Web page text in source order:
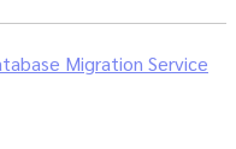
Migration Service